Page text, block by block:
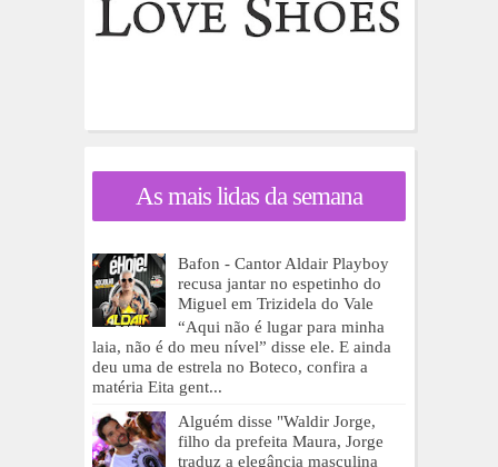
As mais lidas da semana
Bafon - Cantor Aldair Playboy
recusa jantar no espetinho do
Miguel em Trizidela do Vale
“Aqui não é lugar para minha
laia, não é do meu nível” disse ele. E ainda
deu uma de estrela no Boteco, confira a
matéria Eita gent...
Alguém disse "Waldir Jorge,
filho da prefeita Maura, Jorge
traduz a elegância masculina